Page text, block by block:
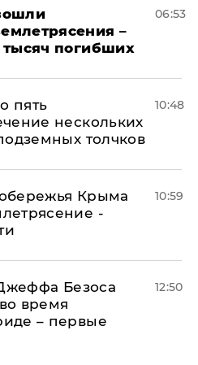
–
погибших
06:53
пять
нескольких
толчков
10:48
Крыма
-
10:59
Безоса
время
– первые
12:50